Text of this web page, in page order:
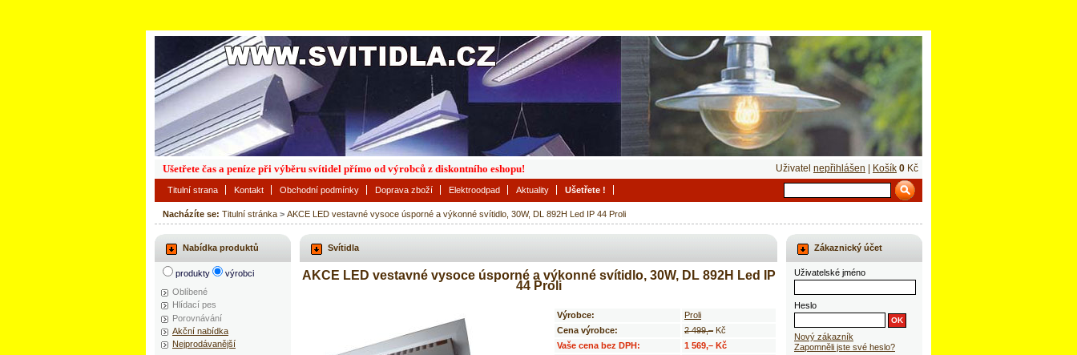
Nacházíte se: Titulní stránka > AKCE LED vestavné vysoce úsporné a výkonné svítidlo, 30W, DL 892H Led IP 44 Proli
Svítidla
AKCE LED vestavné vysoce úsporné a výkonné svítidlo, 30W, DL 892H Led IP
44 Proli
Výrobce:
Proli
Cena výrobce:
2 499,– Kč
Vaše cena bez DPH:
1 569,– Kč
Zákaznický účet
Uživatelské jméno
Heslo
Nový zákazník
Zapomněli jste své heslo?
Nabídka produktů
produkty
výrobci
Oblíbené
Hlídací pes
Porovnávání
Akční nabídka
Nejprodávanější
Titulní strana Kontakt Obchodní podmínky Doprava zboží Elektroodpad Aktuality Ušetřete !
Ušetřete čas a peníze při výběru svítidel přímo od výrobců z diskontního eshopu! Uživatel nepřihlášen Košík 0 Kč